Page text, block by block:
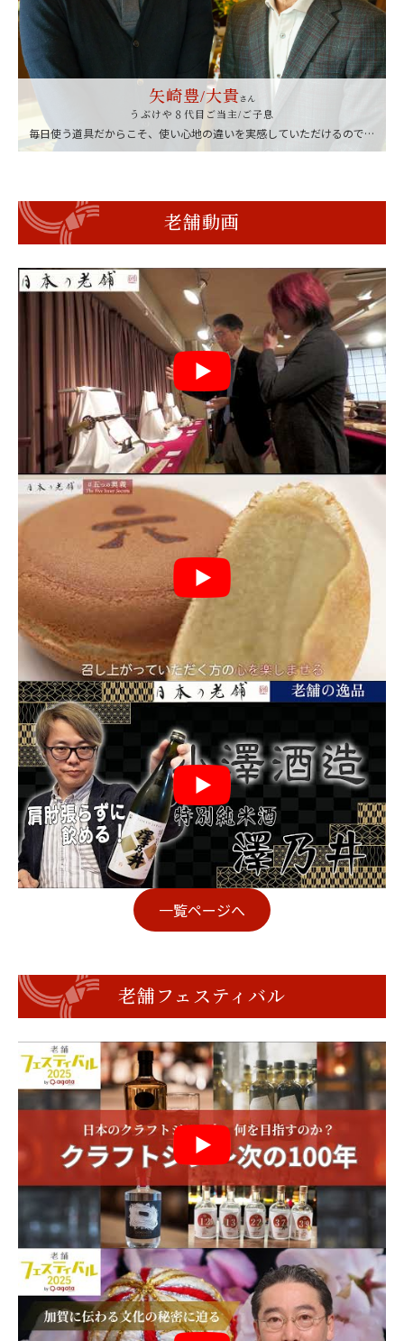
矢崎豊/大貴さん
うぶけや８代目ご当主/ご子息
毎日使う道具だからこそ、使い心地の違いを実感していただけるのでは
ないでしょうか。一つひとつ手仕事で仕上げますので、お客さまのご要
老舗動画
一覧ページへ
老舗フェスティバル